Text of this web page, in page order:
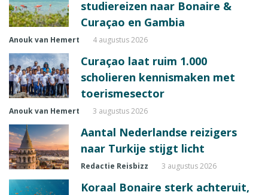
studiereizen naar Bonaire &
Curaçao en Gambia
Anouk van Hemert 4 augustus 2026
Curaçao laat ruim 1.000
scholieren kennismaken met
toerismesector
Anouk van Hemert 3 augustus 2026
Aantal Nederlandse reizigers
naar Turkije stijgt licht
Redactie Reisbizz 3 augustus 2026
Koraal Bonaire sterk achteruit,